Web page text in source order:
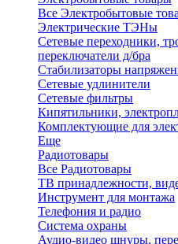
Все Электробытовые
Электрические ТЭНы
Сетевые переходники,
переключатели д/бра
Стабилизаторы
Сетевые удлинители
Сетевые фильтры
Кипятильники,
Комплектующие для
Еще
Радиотовары
Все Радиотовары
ТВ принадлежности,
Инструмент для монтажа
Телефония и радио
Система охраны
Аудио-видео шнуры,